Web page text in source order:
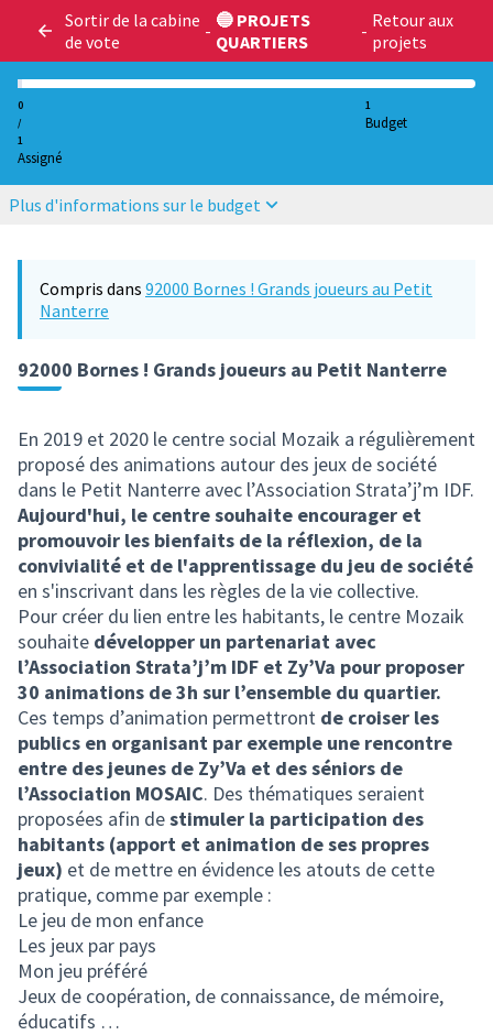
Sortir de la cabine
de vote
- 🔵 PROJETS
QUARTIERS
- Retour aux
projets
0
/
1
Assigné
1
Budget
Plus d'informations sur le budget
Compris dans 92000 Bornes ! Grands joueurs au Petit
Nanterre
92000 Bornes ! Grands joueurs au Petit Nanterre
En 2019 et 2020 le centre social Mozaik a régulièrement
proposé des animations autour des jeux de société
dans le Petit Nanterre avec l’Association Strata’j’m IDF.
Aujourd'hui, le centre souhaite encourager et
promouvoir les bienfaits de la réflexion, de la
convivialité et de l'apprentissage du jeu de société
en s'inscrivant dans les règles de la vie collective.
Pour créer du lien entre les habitants, le centre Mozaik
souhaite développer un partenariat avec
l’Association Strata’j’m IDF et Zy’Va pour proposer
30 animations de 3h sur l’ensemble du quartier.
Ces temps d’animation permettront de croiser les
publics en organisant par exemple une rencontre
entre des jeunes de Zy’Va et des séniors de
l’Association MOSAIC. Des thématiques seraient
proposées afin destimuler la participation des
habitants (apport et animation de ses propres
jeux) et de mettre en évidence les atouts de cette
pratique, comme par exemple :
Le jeu de mon enfance
Les jeux par pays
Mon jeu préféré
Jeux de coopération, de connaissance, de mémoire,
éducatifs …